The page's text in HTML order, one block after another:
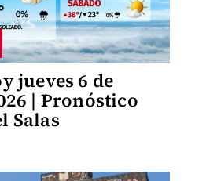
jueves 6 de
| Pronóstico
Salas